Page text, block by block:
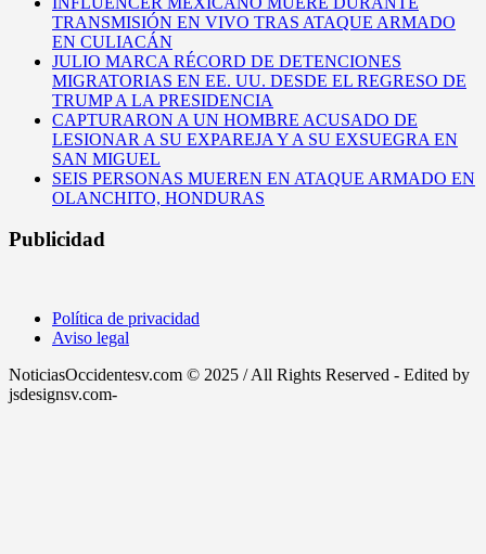
TRANSMISIÓN EN VIVO TRAS ATAQUE ARMADO
EN CULIACÁN
JULIO MARCA RÉCORD DE DETENCIONES
MIGRATORIAS EN EE. UU. DESDE EL REGRESO DE
TRUMP A LA PRESIDENCIA
CAPTURARON A UN HOMBRE ACUSADO DE
LESIONAR A SU EXPAREJA Y A SU EXSUEGRA EN
SAN MIGUEL
SEIS PERSONAS MUEREN EN ATAQUE ARMADO EN
OLANCHITO, HONDURAS
Publicidad
Política de privacidad
Aviso legal
NoticiasOccidentesv.com © 2025 / All Rights Reserved - Edited by
jsdesignsv.com-